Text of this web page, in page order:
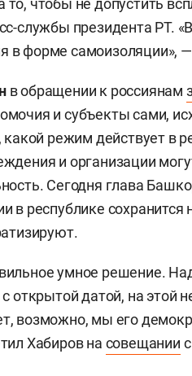
чтобы не допустить
службы президента РТ.
в форме самоизоляции»,
в обращении к россиянам
и субъекты сами,
режим действует в
и организации
Сегодня глава
в республике
умное решение.
открытой датой, на этой
возможно, мы его
Хабиров на совещании